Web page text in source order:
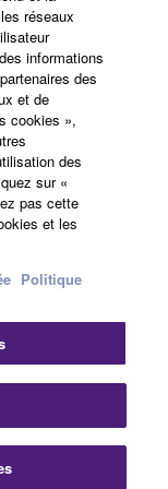
aux cookies
réseaux
informations
des
et de
cookies »,
des
sur «
pas cette
et les
Politique